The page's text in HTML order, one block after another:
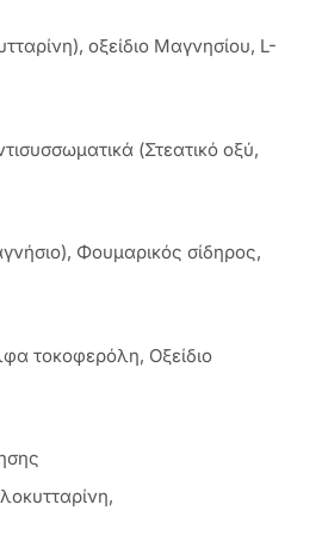
οξείδιο Μαγνησίου, L-
(Στεατικό οξύ,
Φουμαρικός σίδηρος,
τοκοφερόλη, Οξείδιο